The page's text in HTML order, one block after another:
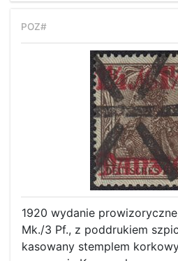
1920 wydanie
Mk./3 Pf., z poddrukiem
kasowany stemplem